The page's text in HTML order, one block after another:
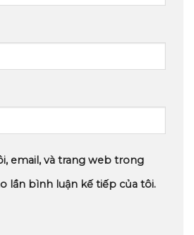
email, và trang web trong
lần bình luận kế tiếp của tôi.